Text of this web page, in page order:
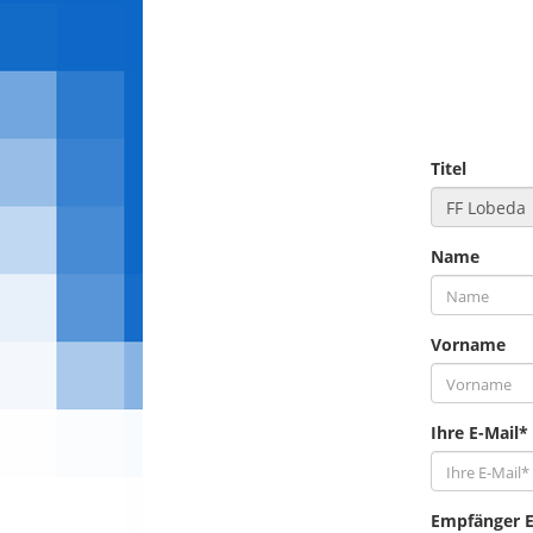
Titel
Name
Vorname
Ihre E-Mail*
Empfänger